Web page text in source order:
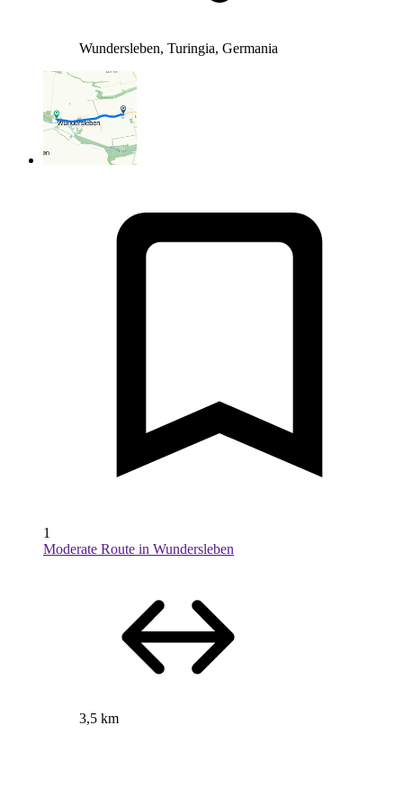
Wundersleben, Turingia, Germania
1
Moderate Route in Wundersleben
3,5 km